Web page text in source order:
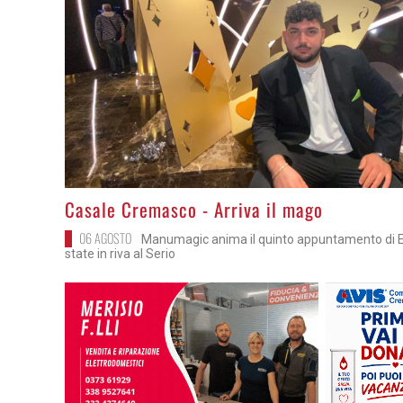
>
Casale Cremasco - Arriva il mago
06 AGOSTO
Manumagic anima il quinto appuntamento di
state in riva al Serio